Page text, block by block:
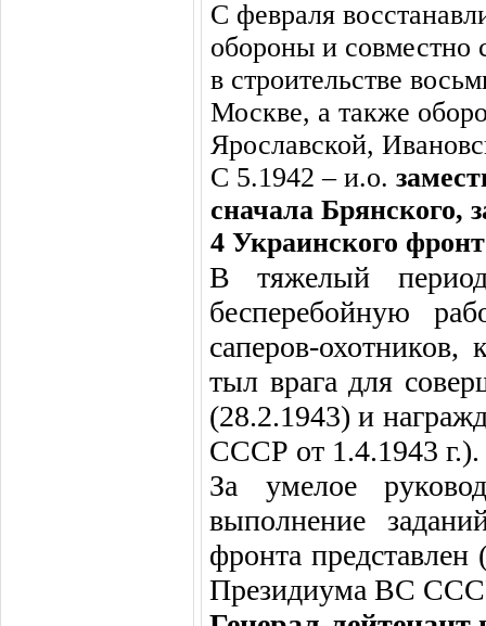
С февраля
обороны и совместно
в строительстве
Москве, а также
Ярославской,
С 5.1942 – и.о.
сначала Брянского,
4 Украинского
В тяжелый
бесперебойную
саперов-
тыл врага для
(28.2.1943) и
СССР от 1.4.1943 г.).
За умелое
выполнение
фронта
Президиума ВС